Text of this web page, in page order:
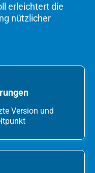
erleichtert die
nützlicher
Version und